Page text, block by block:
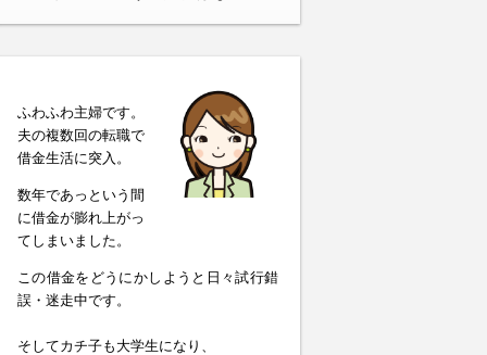
ふわふわ主婦です。
夫の複数回の転職で
借金生活に突入。
数年であっという間
に借金が膨れ上がっ
てしまいました。
この借金をどうにかしようと日々試行錯
誤・迷走中です。
そしてカチ子も大学生になり、